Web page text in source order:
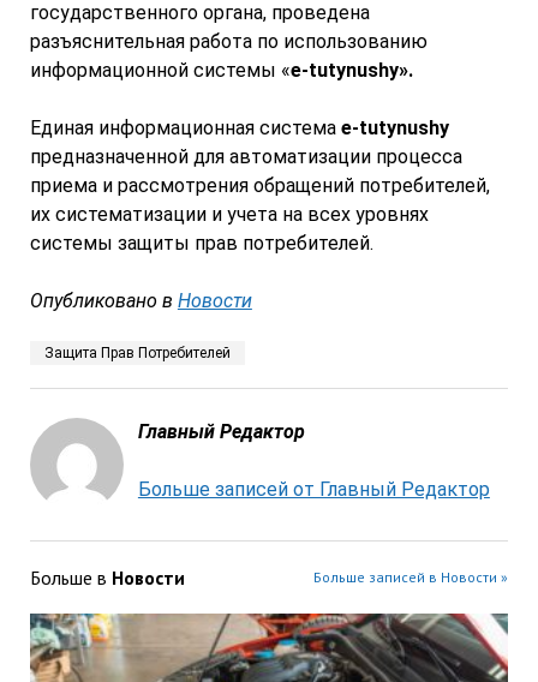
государственного органа, проведена
разъяснительная работа по использованию
информационной системы «e-tutynushy».
Единая информационная система e-tutynushy
предназначенной для автоматизации процесса
приема и рассмотрения обращений потребителей,
их систематизации и учета на всех уровнях
системы защиты прав потребителей.
Опубликовано в Новости
Защита Прав Потребителей
Главный Редактор
Больше записей от Главный Редактор
Больше в Новости Больше записей в Новости »